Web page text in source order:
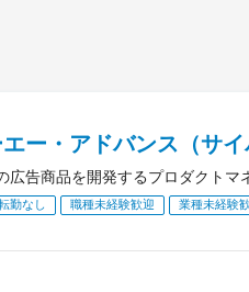
ー・アドバンス（サイ
広告商品を開発するプロダクト
勤なし 職種未経験歓迎 業種未経験